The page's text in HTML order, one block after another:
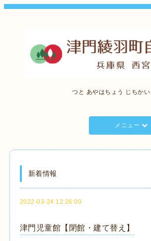
つと あやはちょう じちかい
メニュー
新着情報
2022-03-24 12:26:00
津門児童館【閉館・建て替え】